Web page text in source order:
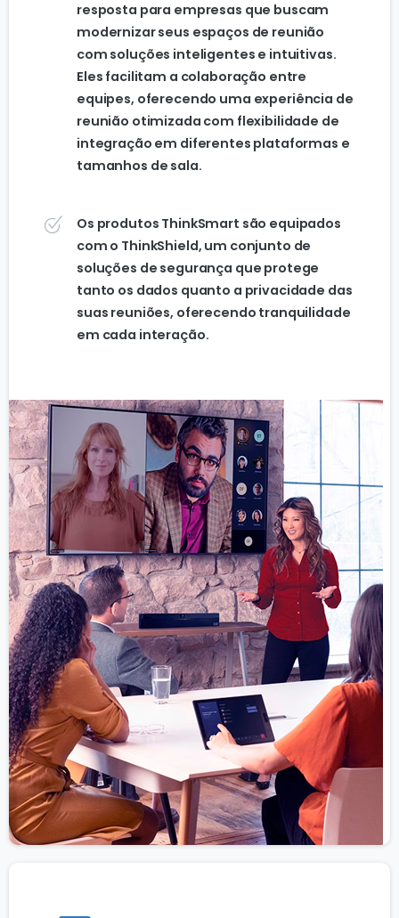
resposta para empresas que buscam
modernizar seus espaços de reunião
com soluções inteligentes e intuitivas.
Eles facilitam a colaboração entre
equipes, oferecendo uma experiência de
reunião otimizada com flexibilidade de
integração em diferentes plataformas e
tamanhos de sala.
Os produtos ThinkSmart são equipados
com o ThinkShield, um conjunto de
soluções de segurança que protege
tanto os dados quanto a privacidade das
suas reuniões, oferecendo tranquilidade
em cada interação.